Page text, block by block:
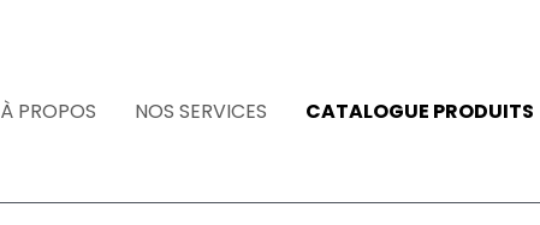
À PROPOS NOS SERVICES CATALOGUE PRODUITS